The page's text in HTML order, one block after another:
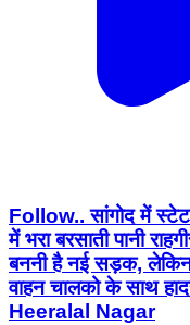
Follow.. सांगोद में
में भरा बरसाती पानी
बननी है नई सड़क,
वाहन चालको के साथ
Heeralal Nagar